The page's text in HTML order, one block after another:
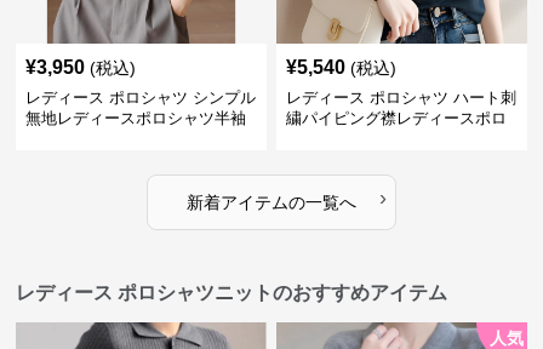
¥3,950 (税込)
レディース ポロシャツ シンプル
無地レディースポロシャツ半袖
¥5,540 (税込)
レディース ポロシャツ ハート刺
繍パイピング襟レディースポロ
新着アイテムの一覧へ ›
レディース ポロシャツニットのおすすめアイテム
人気